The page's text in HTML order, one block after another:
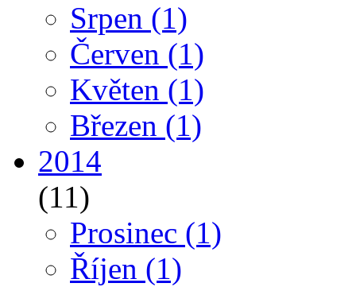
Srpen (1)
Červen (1)
Květen (1)
Březen (1)
2014
(11)
Prosinec (1)
Říjen (1)